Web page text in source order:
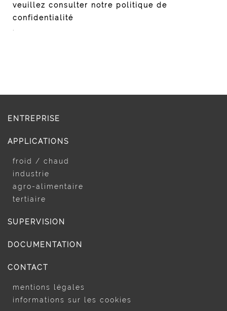
veuillez consulter notre politique de
confidentialité
ENTREPRISE
APPLICATIONS
froid / chaud
industrie
agro-alimentaire
tertiaire
SUPERVISION
DOCUMENTATION
CONTACT
mentions légales
informations sur les cookies